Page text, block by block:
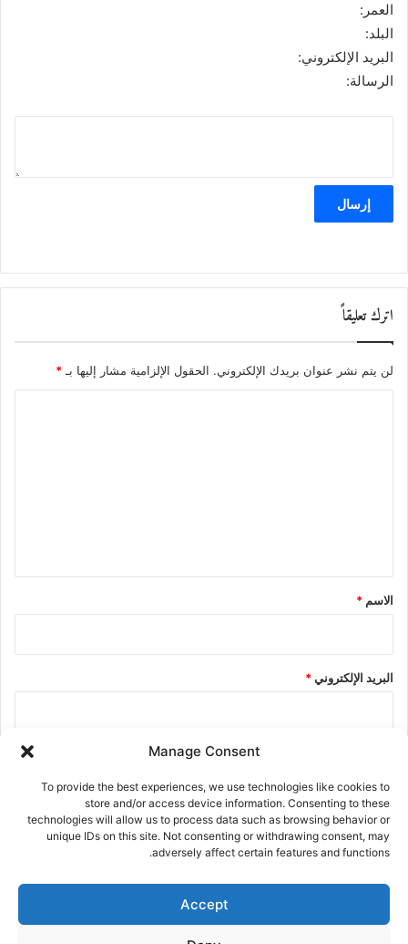
Manage Consent
To provide the best experiences, we use technologies like cookies to
store and/or access device information. Consenting to these
technologies will allow us to process data such as browsing behavior or
unique IDs on this site. Not consenting or withdrawing consent, may
adversely affect certain features and functions.
Accept
العمر:
البلد:
البريد الإلكتروني:
الرسالة:
إرسال
اترك تعليقاً
لن يتم نشر عنوان بريدك الإلكتروني. الحقول الإلزامية مشار إليها بـ*
*
الاسم *
البريد الإلكتروني*
احفظ اسمي، بريدي الإلكتروني، والموقع الإلكتروني في هذا المتصفح
لاستخدامها المرة المقبلة في تعليقي.